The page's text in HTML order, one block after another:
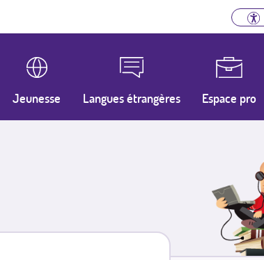
Jeunesse Langues étrangères Espace pro